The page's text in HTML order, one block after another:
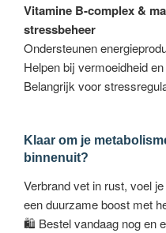
Vitamine B-complex &
stressbeheer
Ondersteunen
Helpen bij vermoeidheid
Belangrijk voor
Klaar om je
binnenuit?
Verbrand vet in rust, voel
een duurzame boost met
🛍 Bestel vandaag nog en